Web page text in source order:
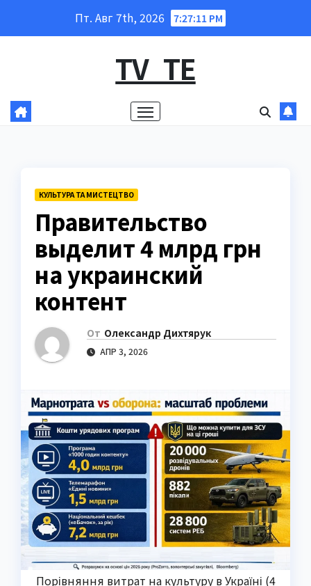
Пт. Авг 7th, 2026 7:27:12 PM
TV_TE
КУЛЬТУРА ТА МИСТЕЦТВО
Правительство
выделит 4 млрд грн
на украинский
контент
От Олександр Дихтярук
АПР 3, 2026
Порівняння витрат на культуру в Україні (4